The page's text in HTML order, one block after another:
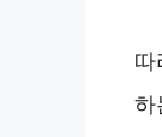
따
하